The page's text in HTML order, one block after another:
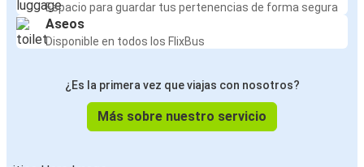
Espacio para guardar tus pertenencias de forma segura
Aseos
Disponible en todos los FlixBus
¿Es la primera vez que viajas con nosotros?
Más sobre nuestro servicio